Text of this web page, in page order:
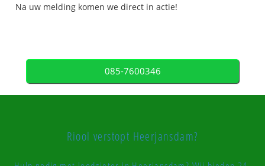
Na uw melding komen we direct in actie!
085-7600346
Riool verstopt Heerjansdam?